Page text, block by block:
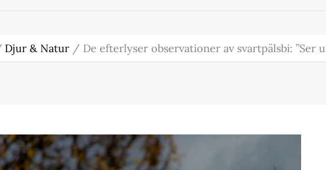
Djur & Natur De efterlyser observationer av svartpälsbi: ”Ser